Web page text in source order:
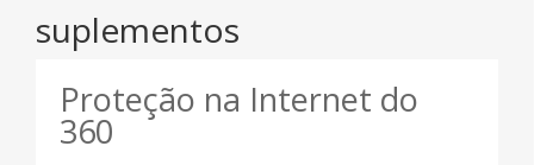
suplementos
Proteção na Internet do
360